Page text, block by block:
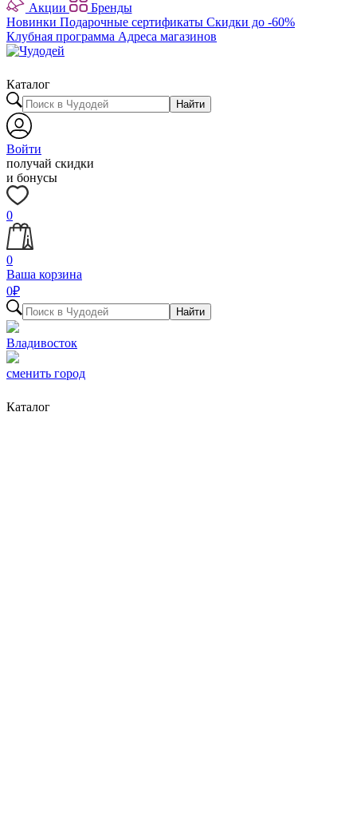
Акции
Бренды
Новинки Подарочные сертификаты Скидки до -60%
Клубная программа Адреса магазинов
Каталог
Найти
Войти
получай скидки
и бонусы
0
0
Ваша корзина
0₽
Найти
Владивосток
сменить город
Каталог